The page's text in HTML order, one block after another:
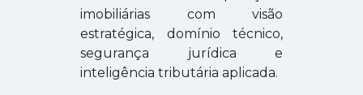
imobiliárias com visão
estratégica, domínio técnico,
segurança jurídica e
inteligência tributária aplicada.